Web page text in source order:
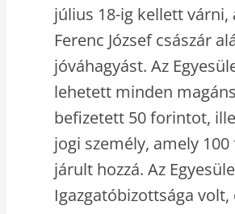
július 18-ig kellett várni,
Ferenc József császár
jóváhagyást. Az
lehetett minden
befizetett 50 forintot,
jogi személy, amely
járult hozzá. Az
Igazgatóbizottsága volt,